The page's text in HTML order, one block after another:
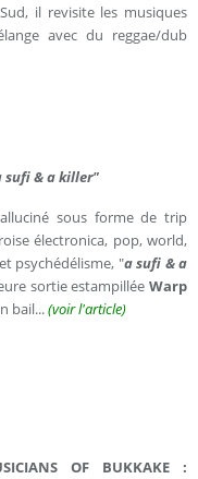
il revisite les musiques
avec du reggae/dub
sufi & a killer"
sous forme de trip
électronica, pop, world,
psychédélisme, "a sufi & a
sortie estampillée Warp
bail...(voir l'article)
OF BUKKAKE :